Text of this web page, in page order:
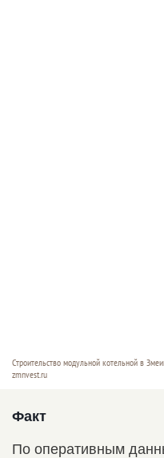
Строительство модульной котельной в
zmnvest.ru
Факт
По оперативным